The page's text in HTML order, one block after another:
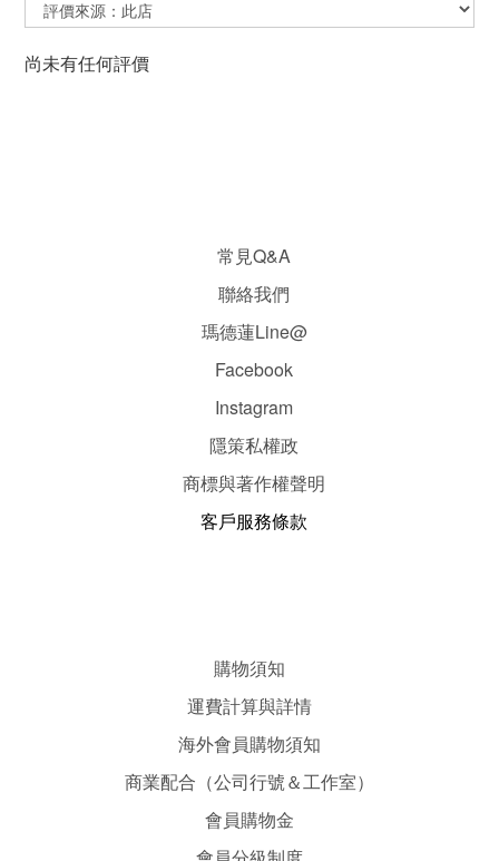
尚未有任何評價
常見Q&A
聯絡我們
瑪德蓮Line@
Facebook
Instagram
隱策私權政
商標與著作權聲明
客戶服務條款
購物須知
運費計算與詳情
海外會員購物須知
商業配合（公司行號＆工作室）
會員購物金